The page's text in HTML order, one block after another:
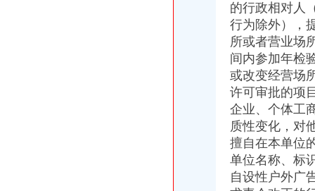
的行政相对人
行为除外），
所或者营业场
间内参加年检
或改变经营场
许可审批的项
企业、个体工
质性变化，对
擅自在本单位
单位名称、标
自设性户外广